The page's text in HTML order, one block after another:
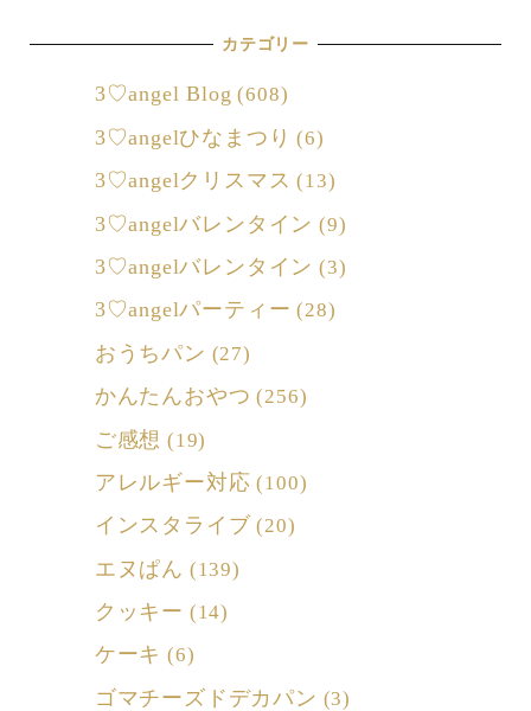
カテゴリー
3♡angel Blog (608)
3♡angelひなまつり (6)
3♡angelクリスマス (13)
3♡angelバレンタイン (9)
3♡angelバレンタイン (3)
3♡angelパーティー (28)
おうちパン (27)
かんたんおやつ (256)
ご感想 (19)
アレルギー対応 (100)
インスタライブ (20)
エヌぱん (139)
クッキー (14)
ケーキ (6)
ゴマチーズドデカパン (3)